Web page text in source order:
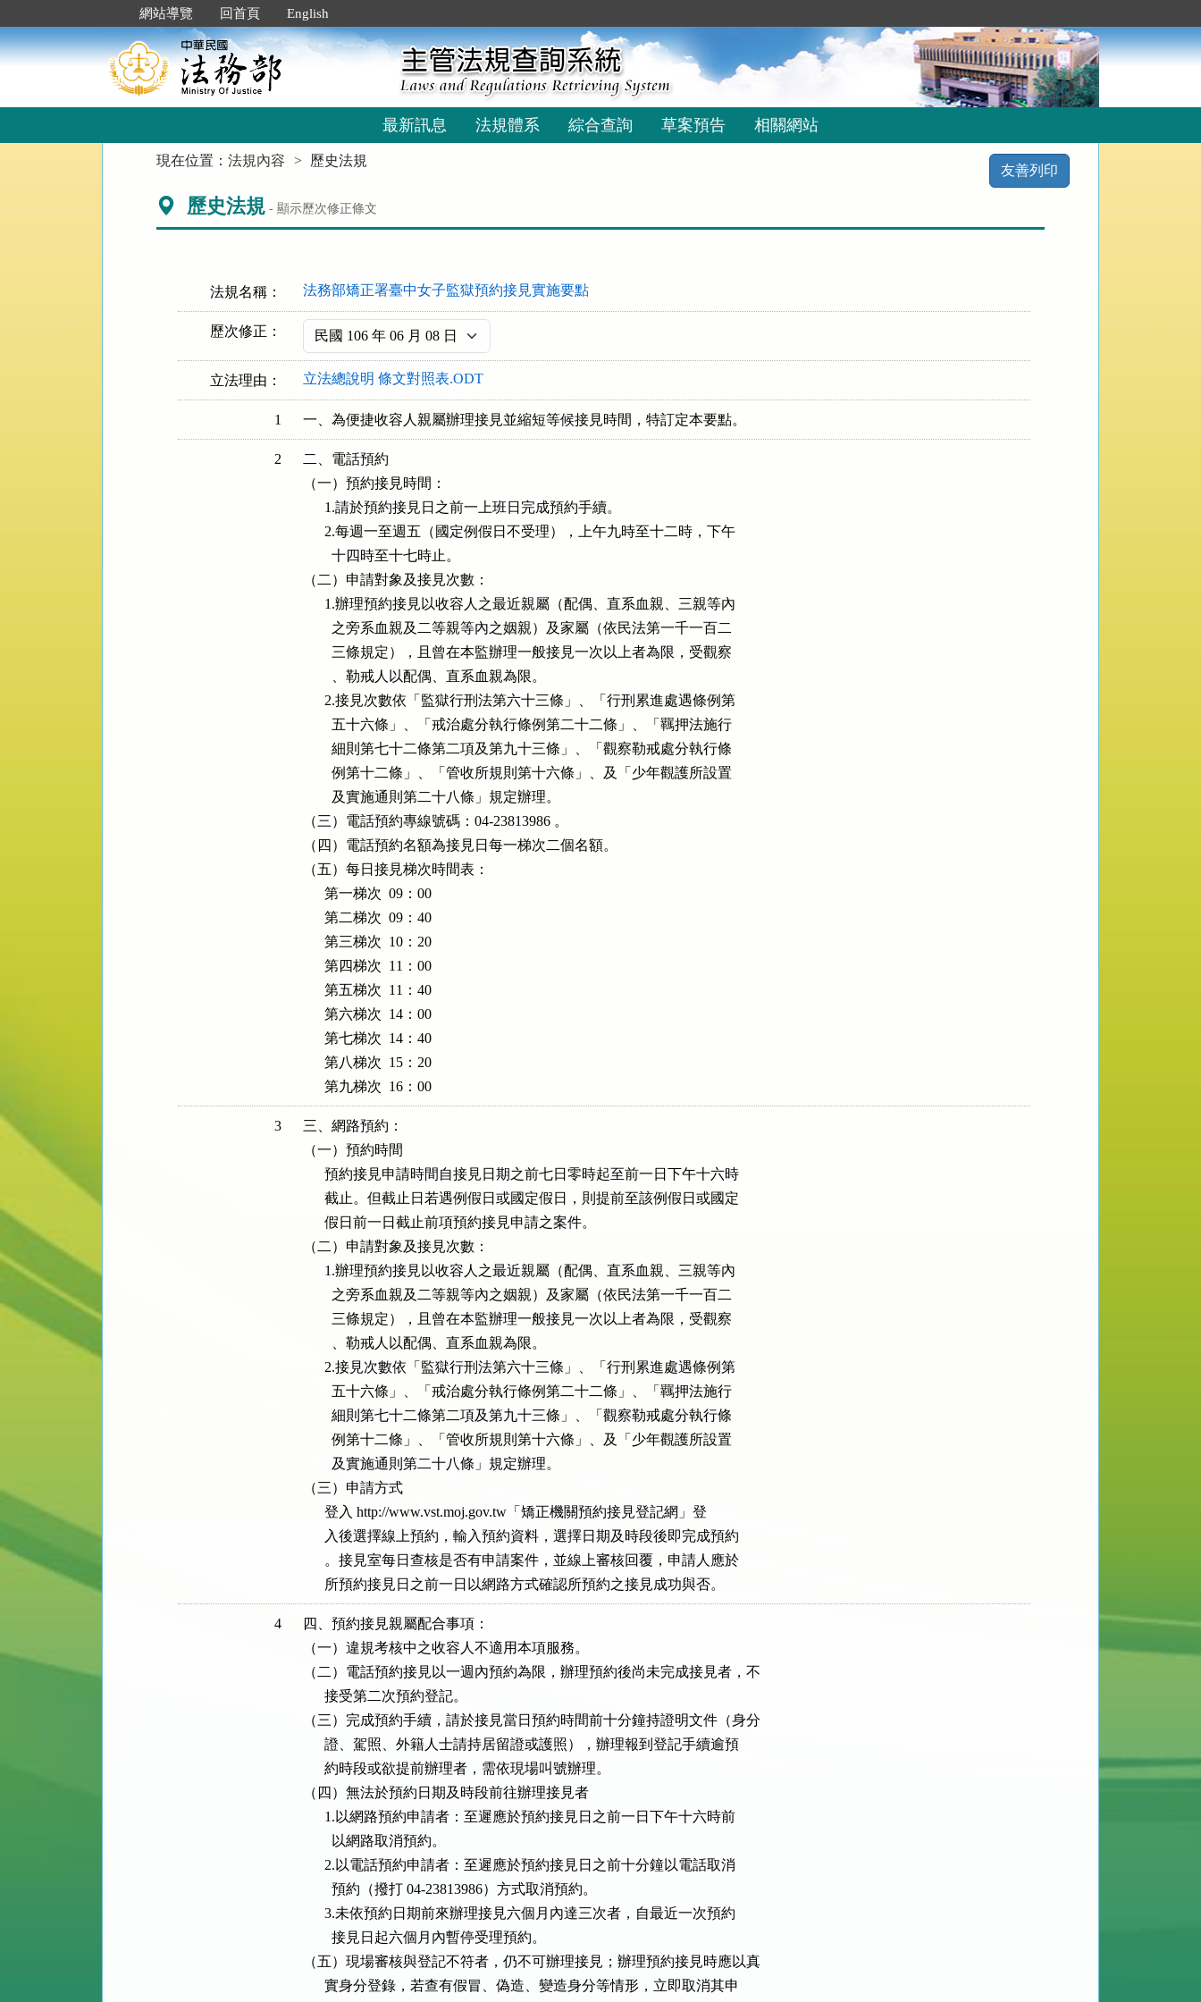
到
主
要
網站導覽 回首頁 English
最新訊息 法規體系 綜合查詢 草案預告 相關網站
現在位置：法規內容 歷史法規
友善列印
歷史法規 - 顯示歷次修正條文
法規名稱： 法務部矯正署臺中女子監獄預約接見實施要點
歷次修正：
立法理由： 立法總說明 條文對照表.ODT
1 一、為便捷收容人親屬辦理接見並縮短等候接見時間，特訂定本要點。
2
二、電話預約
（一）預約接見時間：
      1.請於預約接見日之前一上班日完成預約手續。
      2.每週一至週五（國定例假日不受理），上午九時至十二時，下午
        十四時至十七時止。
（二）申請對象及接見次數：
      1.辦理預約接見以收容人之最近親屬（配偶、直系血親、三親等內
        之旁系血親及二等親等內之姻親）及家屬（依民法第一千一百二
        三條規定），且曾在本監辦理一般接見一次以上者為限，受觀察
        、勒戒人以配偶、直系血親為限。
      2.接見次數依「監獄行刑法第六十三條」、「行刑累進處遇條例第
        五十六條」、「戒治處分執行條例第二十二條」、「羈押法施行
        細則第七十二條第二項及第九十三條」、「觀察勒戒處分執行條
        例第十二條」、「管收所規則第十六條」、及「少年觀護所設置
        及實施通則第二十八條」規定辦理。
（三）電話預約專線號碼：04-23813986 。
（四）電話預約名額為接見日每一梯次二個名額。
（五）每日接見梯次時間表：
      第一梯次  09：00
      第二梯次  09：40
      第三梯次  10：20
      第四梯次  11：00
      第五梯次  11：40
      第六梯次  14：00
      第七梯次  14：40
      第八梯次  15：20
      第九梯次  16：00
3
三、網路預約：
（一）預約時間
      預約接見申請時間自接見日期之前七日零時起至前一日下午十六時
      截止。但截止日若遇例假日或國定假日，則提前至該例假日或國定
      假日前一日截止前項預約接見申請之案件。
（二）申請對象及接見次數：
      1.辦理預約接見以收容人之最近親屬（配偶、直系血親、三親等內
        之旁系血親及二等親等內之姻親）及家屬（依民法第一千一百二
        三條規定），且曾在本監辦理一般接見一次以上者為限，受觀察
        、勒戒人以配偶、直系血親為限。
      2.接見次數依「監獄行刑法第六十三條」、「行刑累進處遇條例第
        五十六條」、「戒治處分執行條例第二十二條」、「羈押法施行
        細則第七十二條第二項及第九十三條」、「觀察勒戒處分執行條
        例第十二條」、「管收所規則第十六條」、及「少年觀護所設置
        及實施通則第二十八條」規定辦理。
（三）申請方式
      登入 http://www.vst.moj.gov.tw「矯正機關預約接見登記網」登
      入後選擇線上預約，輸入預約資料，選擇日期及時段後即完成預約
      。接見室每日查核是否有申請案件，並線上審核回覆，申請人應於
      所預約接見日之前一日以網路方式確認所預約之接見成功與否。
4
四、預約接見親屬配合事項：
（一）違規考核中之收容人不適用本項服務。
（二）電話預約接見以一週內預約為限，辦理預約後尚未完成接見者，不
      接受第二次預約登記。
（三）完成預約手續，請於接見當日預約時間前十分鐘持證明文件（身分
      證、駕照、外籍人士請持居留證或護照），辦理報到登記手續逾預
      約時段或欲提前辦理者，需依現場叫號辦理。
（四）無法於預約日期及時段前往辦理接見者
      1.以網路預約申請者：至遲應於預約接見日之前一日下午十六時前
        以網路取消預約。
      2.以電話預約申請者：至遲應於預約接見日之前十分鐘以電話取消
        預約（撥打 04-23813986）方式取消預約。
      3.未依預約日期前來辦理接見六個月內達三次者，自最近一次預約
        接見日起六個月內暫停受理預約。
（五）現場審核與登記不符者，仍不可辦理接見；辦理預約接見時應以真
      實身分登錄，若查有假冒、偽造、變造身分等情形，立即取消其申